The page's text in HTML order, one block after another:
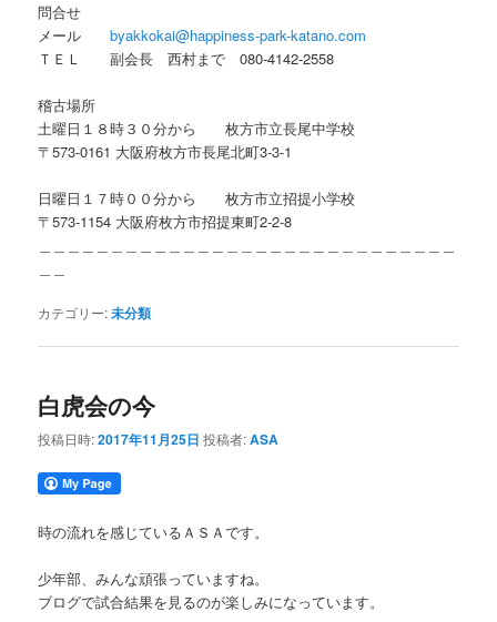
問合せ
メールbyakkokai@happiness-park-katano.com
ＴＥＬ 副会長 西村まで 080-4142-2558
稽古場所
土曜日１８時３０分から 枚方市立長尾中学校
〒573-0161 大阪府枚方市長尾北町3-3-1
日曜日１７時００分から 枚方市立招提小学校
〒573-1154 大阪府枚方市招提東町2-2-8
カテゴリー:未分類
白虎会の今
投稿日時:2017年11月25日 投稿者:ASA
時の流れを感じているＡＳＡです。
少年部、みんな頑張っていますね。
ブログで試合結果を見るのが楽しみになっています。